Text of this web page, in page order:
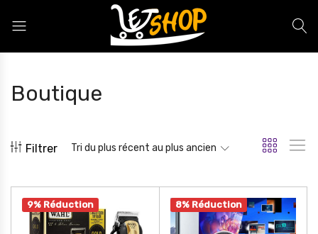
Boutique
Filtrer Tri du plus récent au plus ancien
9% Réduction 8% Réduction